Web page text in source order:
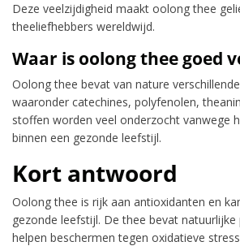
Deze veelzijdigheid maakt oolong thee
theeliefhebbers wereldwijd.
Waar is oolong thee goed
Oolong thee bevat van nature
waaronder catechines, polyfenolen,
stoffen worden veel onderzocht vanwege
binnen een gezonde leefstijl.
Kort antwoord
Oolong thee is rijk aan antioxidanten en
gezonde leefstijl. De thee bevat natuurlijke
helpen beschermen tegen oxidatieve